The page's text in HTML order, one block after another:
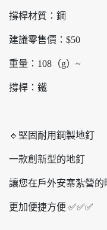
撐桿材質：鋼
建議零售價：$50
重量：108（g）~
撐桿：鐵
🔹堅固耐用鋼製地釘
一款創新型的地釘
讓您在戶外安寨紮營的
更加便捷方便 ✅✅✅